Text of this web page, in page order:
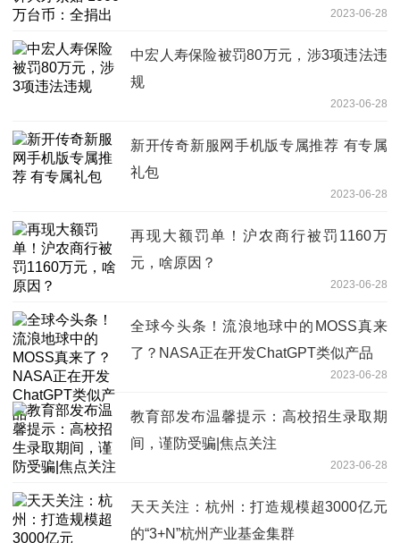
2023-06-28
中宏人寿保险被罚80万元，涉3项违法违
规
2023-06-28
新开传奇新服网手机版专属推荐 有专属
礼包
2023-06-28
再现大额罚单！沪农商行被罚1160万
元，啥原因？
2023-06-28
全球今头条！流浪地球中的MOSS真来
了？NASA正在开发ChatGPT类似产品
2023-06-28
教育部发布温馨提示：高校招生录取期
间，谨防受骗|焦点关注
2023-06-28
天天关注：杭州：打造规模超3000亿元
的“3+N”杭州产业基金集群